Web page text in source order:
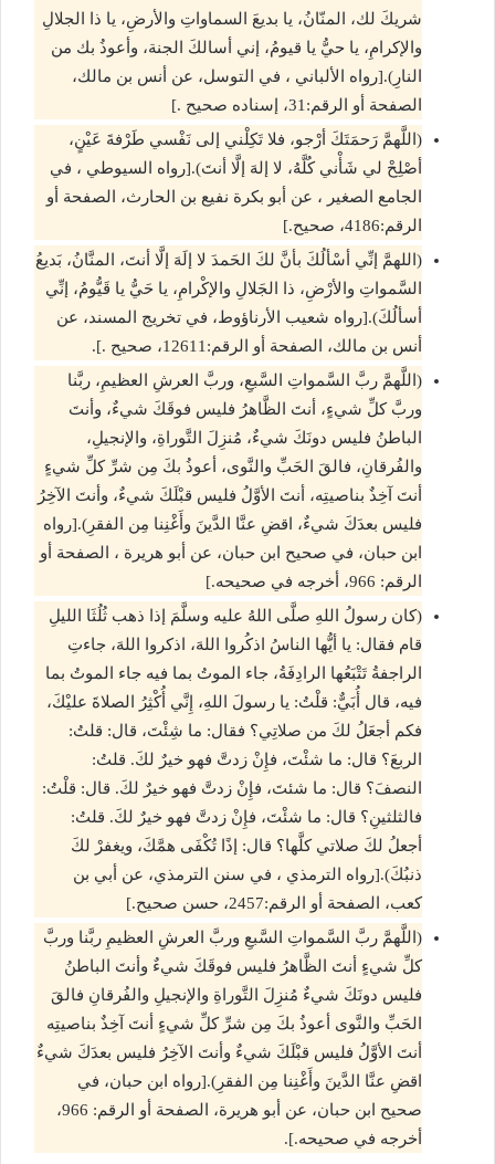
شريكَ لك، المنّانُ، يا بديعَ السماواتِ والأرضِ، يا ذا الجلالِ
والإكرامِ، يا حيُّ يا قيومُ، إني أسالكَ الجنة، وأعوذُ بك من
النارِ).[رواه الألباني ، في التوسل، عن أنس بن مالك،
الصفحة أو الرقم:31، إسناده صحيح .]
(اللَّهمَّ رَحمَتَكَ أرْجو، فلا تَكِلْني إلى نَفْسي طَرْفةَ عَيْنٍ،
أصْلِحْ لي شَأْني كُلَّهُ، لا إلهَ إلَّا أنتَ).[رواه السيوطي ، في
الجامع الصغير ، عن أبو بكرة نفيع بن الحارث، الصفحة أو
الرقم:4186، صحيح.]
(اللهمَّ إنِّي أسْألُكَ بأنَّ لكَ الحَمدَ لا إلَهَ إلَّا أنتَ، المنَّانُ، بَديعُ
السَّمواتِ والأرْضِ، ذا الجَلالِ والإكْرامِ، يا حَيُّ يا قَيُّومُ، إنِّي
أسألُكَ).[رواه شعيب الأرناؤوط، في تخريج المسند، عن
أنس بن مالك، الصفحة أو الرقم:12611، صحيح .].
(اللَّهمَّ ربَّ السَّمواتِ السَّبعِ، وربَّ العرشِ العظيمِ، ربَّنا
وربَّ كلِّ شيءٍ، أنتَ الظَّاهرُ فليس فوقَكَ شيءٌ، وأنتَ
الباطنُ فليس دونَكَ شيءٌ، مُنزِلَ التَّوراةِ، والإنجيلِ،
والفُرقانِ، فالقَ الحَبِّ والنَّوى، أعوذُ بكَ مِن شرِّ كلِّ شيءٍ
أنتَ آخِذٌ بناصيتِه، أنتَ الأوَّلُ فليس قبْلَكَ شيءٌ، وأنتَ الآخِرُ
فليس بعدَكَ شيءٌ، اقضِ عنَّا الدَّينَ وأَغْنِنا مِن الفقرِ).[رواه
ابن حبان، في صحيح ابن حبان، عن أبو هريرة ، الصفحة أو
الرقم: 966، أخرجه في صحيحه.]
(كان رسولُ اللهِ صلَّى اللهُ عليه وسلَّمَ إذا ذهب ثُلُثَا الليلِ
قام فقال: يا أيُّها الناسُ اذكُروا اللهَ، اذكروا اللهَ، جاءتِ
الراجفةُ تَتْبَعُها الرادِفَةُ، جاء الموتُ بما فيه جاء الموتُ بما
فيه، قال أُبَيٌّ: قلْتُ: يا رسولَ اللهِ، إِنَّي أُكْثِرُ الصلاةَ عليْكَ،
فكم أجعَلُ لكَ من صلاتِي؟ فقال: ما شِئْتَ، قال: قلتُ:
الربعَ؟ قال: ما شئْتَ، فإِنْ زدتَّ فهو خيرٌ لكَ. قلتُ:
النصفَ؟ قال: ما شئتَ، فإِنْ زدتَّ فهو خيرٌ لكَ. قال: قلْتُ:
فالثلثينِ؟ قال: ما شئْتَ، فإِنْ زدتَّ فهو خيرٌ لكَ. قلتُ:
أجعلُ لكَ صلاتي كلَّها؟ قال: إذًا تُكْفَى همَّكَ، ويغفرْ لكَ
ذنبُكَ).[رواه الترمذي ، في سنن الترمذي، عن أبي بن
كعب، الصفحة أو الرقم:2457، حسن صحيح.]
(اللَّهمَّ ربَّ السَّمواتِ السَّبعِ وربَّ العرشِ العظيمِ ربَّنا وربَّ
كلِّ شيءٍ أنتَ الظَّاهرُ فليس فوقَكَ شيءٌ وأنتَ الباطنُ
فليس دونَكَ شيءٌ مُنزِلَ التَّوراةِ والإنجيلِ والفُرقانِ فالقَ
الحَبِّ والنَّوى أعوذُ بكَ مِن شرِّ كلِّ شيءٍ أنتَ آخِذٌ بناصيتِه
أنتَ الأوَّلُ فليس قبْلَكَ شيءٌ وأنتَ الآخِرُ فليس بعدَكَ شيءٌ
اقضِ عنَّا الدَّينَ وأَغْنِنا مِن الفقرِ).[رواه ابن حبان، في
صحيح ابن حبان، عن أبو هريرة، الصفحة أو الرقم: 966،
أخرجه في صحيحه.].